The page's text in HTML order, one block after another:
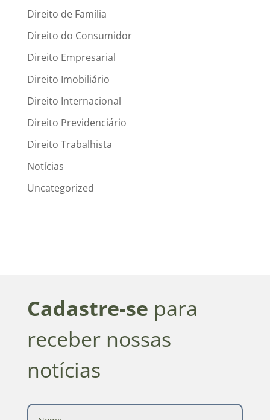
Direito de Família
Direito do Consumidor
Direito Empresarial
Direito Imobiliário
Direito Internacional
Direito Previdenciário
Direito Trabalhista
Notícias
Uncategorized
Cadastre-se para
receber nossas
notícias